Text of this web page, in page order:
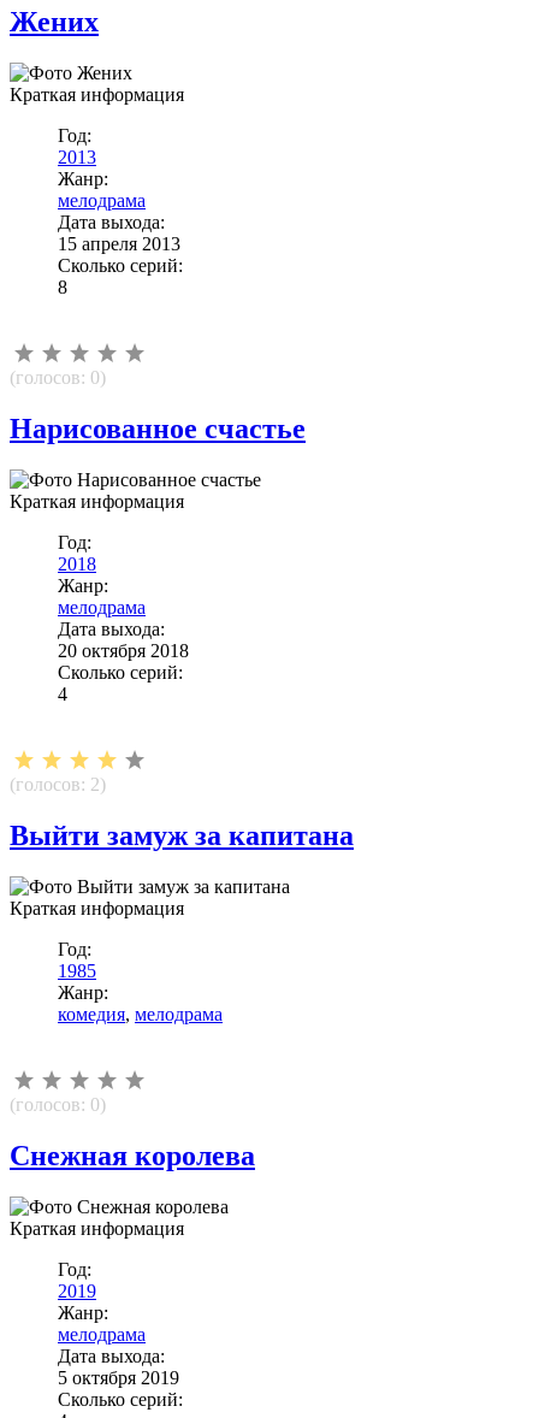
Жених
Краткая информация
Год:
2013
Жанр:
мелодрама
Дата выхода:
15 апреля 2013
Сколько серий:
8
(голосов: 0)
Нарисованное счастье
Краткая информация
Год:
2018
Жанр:
мелодрама
Дата выхода:
20 октября 2018
Сколько серий:
4
(голосов: 2)
Выйти замуж за капитана
Краткая информация
Год:
1985
Жанр:
комедия, мелодрама
(голосов: 0)
Снежная королева
Краткая информация
Год:
2019
Жанр:
мелодрама
Дата выхода:
5 октября 2019
Сколько серий: